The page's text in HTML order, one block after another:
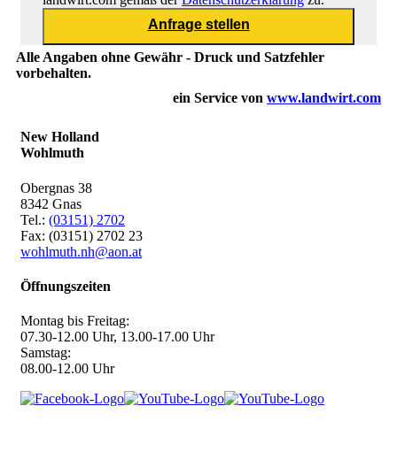
Alle Angaben ohne Gewähr - Druck und Satzfehler
vorbehalten.
ein Service von www.landwirt.com
New Holland
Wohlmuth
Obergnas 38
8342 Gnas
Tel.: (03151) 2702
Fax: (03151) 2702 23
wohlmuth.nh@aon.at
Öffnungszeiten
Montag bis Freitag:
07.30-12.00 Uhr, 13.00-17.00 Uhr
Samstag:
08.00-12.00 Uhr